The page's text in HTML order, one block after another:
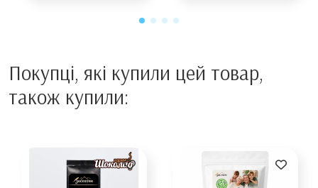
Покупці, які купили цей товар,
також купили: